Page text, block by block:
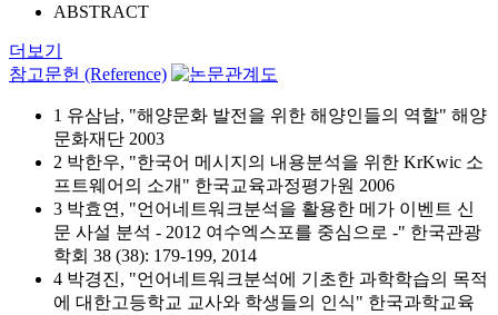
ABSTRACT
더보기
참고문헌 (Reference)
1 유삼남, "해양문화 발전을 위한 해양인들의 역할" 해양
문화재단 2003
2 박한우, "한국어 메시지의 내용분석을 위한 KrKwic 소
프트웨어의 소개" 한국교육과정평가원 2006
3 박효연, "언어네트워크분석을 활용한 메가 이벤트 신
문 사설 분석 - 2012 여수엑스포를 중심으로 -" 한국관광
학회 38 (38): 179-199, 2014
4 박경진, "언어네트워크분석에 기초한 과학학습의 목적
에 대한고등학교 교사와 학생들의 인식" 한국과학교육